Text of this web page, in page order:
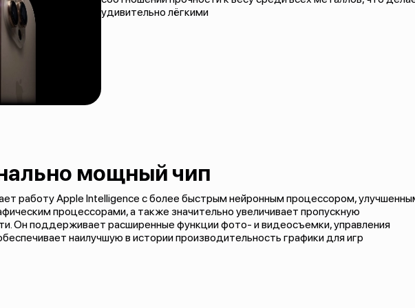
удивительно лёгкими
мощный чип
работу Apple Intelligence с более быстрым нейронным процессором,
процессорами, а также значительно увеличивает пропускную
Он поддерживает расширенные функции фото- и видеосъемки, управления
наилучшую в истории производительность графики для игр